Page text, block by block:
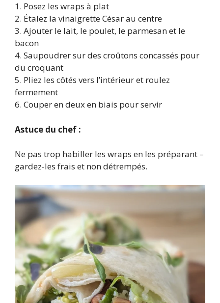
1. Posez les wraps à plat
2. Étalez la vinaigrette César au centre
3. Ajouter le lait, le poulet, le parmesan et le
bacon
4. Saupoudrer sur des croûtons concassés pour
du croquant
5. Pliez les côtés vers l’intérieur et roulez
fermement
6. Couper en deux en biais pour servir
Astuce du chef :
Ne pas trop habiller les wraps en les préparant –
gardez-les frais et non détrempés.